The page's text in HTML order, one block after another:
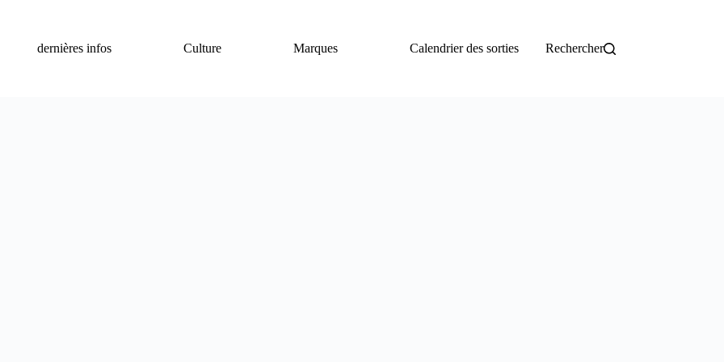
dernières infos
Culture Marques Calendrier des sorties Rechercher